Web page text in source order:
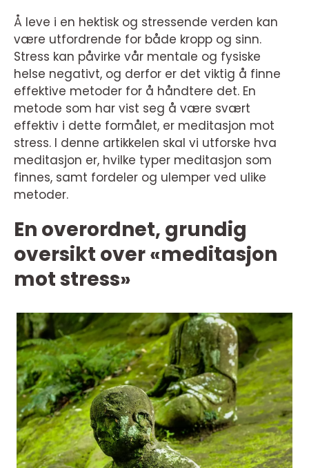
Å leve i en hektisk og stressende verden kan
være utfordrende for både kropp og sinn.
Stress kan påvirke vår mentale og fysiske
helse negativt, og derfor er det viktig å finne
effektive metoder for å håndtere det. En
metode som har vist seg å være svært
effektiv i dette formålet, er meditasjon mot
stress. I denne artikkelen skal vi utforske hva
meditasjon er, hvilke typer meditasjon som
finnes, samt fordeler og ulemper ved ulike
metoder.
En overordnet, grundig
oversikt over «meditasjon
mot stress»